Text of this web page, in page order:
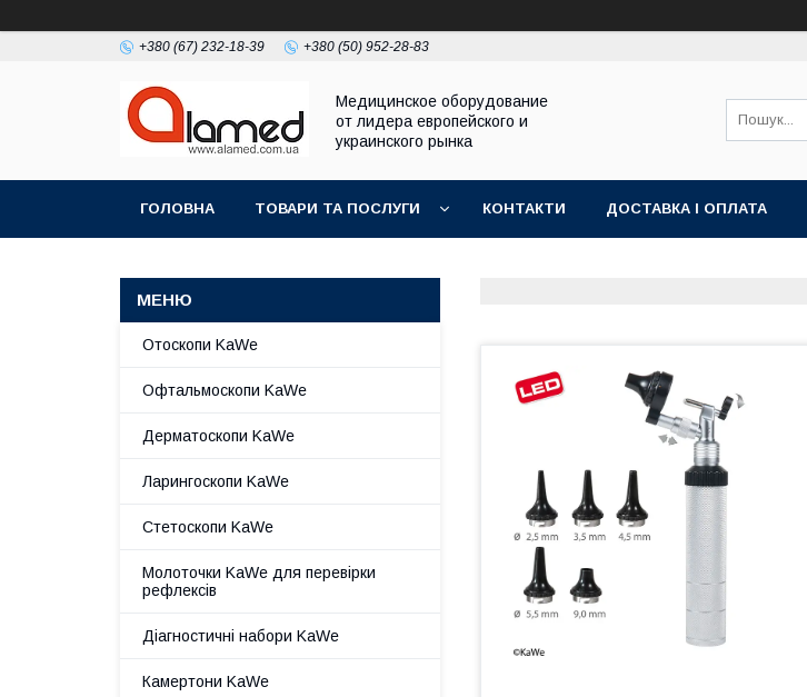
+380 (67) 232-18-39 +380 (50) 952-28-83
Медицинское оборудование
от лидера европейского и
украинского рынка
ГОЛОВНА ТОВАРИ ТА ПОСЛУГИ КОНТАКТИ ДОСТАВКА І ОПЛАТА
Отоскопи KaWe
Офтальмоскопи KaWe
Дерматоскопи KaWe
Ларингоскопи KaWe
Стетоскопи KaWe
Молоточки KaWe для перевірки
рефлексів
Діагностичні набори KaWe
Камертони KaWe